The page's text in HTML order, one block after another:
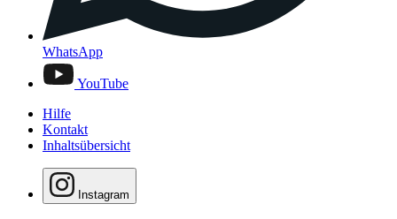
WhatsApp
YouTube
Hilfe
Kontakt
Inhaltsübersicht
Instagram